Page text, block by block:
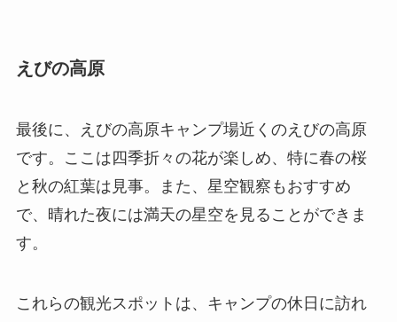
えびの高原
最後に、えびの高原キャンプ場近くのえびの高原
です。ここは四季折々の花が楽しめ、特に春の桜
と秋の紅葉は見事。また、星空観察もおすすめ
で、晴れた夜には満天の星空を見ることができま
す。
これらの観光スポットは、キャンプの休日に訪れ